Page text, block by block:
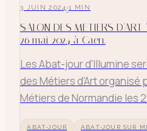
3 JUIN 2024·1 MIN
SALON DES METIERS
26 mai 2024 à Caen.
Les Abat-jour d'Illumine
des Métiers d'Art organisé
Métiers de Normandie les
ABAT-JOUR ABAT-JOUR SUR